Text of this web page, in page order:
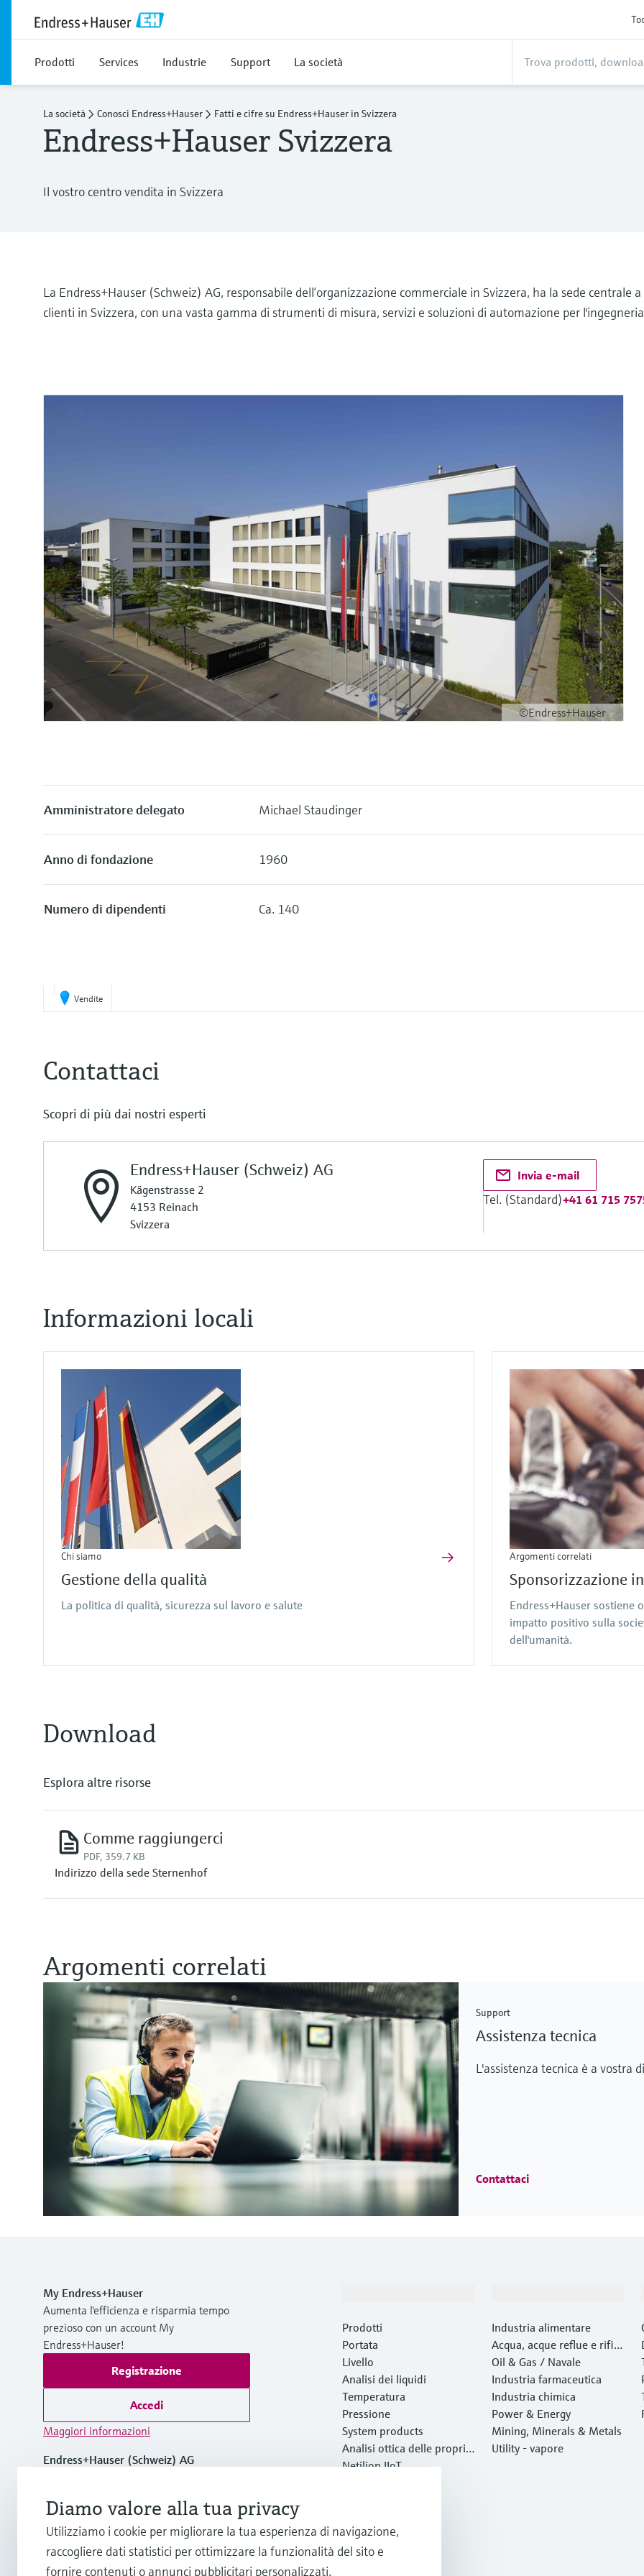
Prodotti Services Industrie Support La società
La società Conosci Endress+Hauser Fatti e cifre su Endress+Hauser in Svizzera
Endress+Hauser Svizzera
Il vostro centro vendita in Svizzera
La Endress+Hauser (Schweiz) AG, responsabile dell’organizzazione commerciale in Svizzera, ha la sede centrale
clienti in Svizzera, con una vasta gamma di strumenti di misura, servizi e soluzioni di automazione per
©Endress+Hauser
Amministratore delegato Michael Staudinger
Anno di fondazione 1960
Numero di dipendenti Ca. 140
Vendite
Contattaci
Scopri di più dai nostri esperti
Endress+Hauser (Schweiz) AG
Kägenstrasse 2
4153 Reinach
Svizzera
Invia e-mail
Tel. (Standard)+41 61 715
Informazioni locali
Chi siamo
Gestione della qualità
La politica di qualità, sicurezza sul lavoro e salute
Argomenti correlati
Sponsorizzazione
Endress+Hauser sostiene
impatto positivo sulla
dell'umanità.
Download
Esplora altre risorse
Comme raggiungerci
PDF, 359.7 KB
Indirizzo della sede Sternenhof
Argomenti correlati
Support
Assistenza tecnica
L'assistenza tecnica è a vostra
Contattaci
My Endress+Hauser
Aumenta l'efficienza e risparmia tempo
prezioso con un account My
Endress+Hauser!
Registrazione
Accedi
Maggiori informazioni
Endress+Hauser (Schweiz) AG
+41 61 715 7575
info.ch@endress.com
Prodotti
Portata
Livello
Analisi dei liquidi
Temperatura
Pressione
System products
Analisi ottica delle proprie
tà chimiche
Netilion IIoT
Services
Industria alimentare
Acqua, acque reflue e rifiut
iOil & Gas / Navale
Industria farmaceutica
Industria chimica
Power & Energy
Mining, Minerals & Metals
Utility - vapore
Diamo valore alla tua privacy
Utilizziamo i cookie per migliorare la tua esperienza di navigazione,
raccogliere dati statistici per ottimizzare la funzionalità del sito e
fornire contenuti o annunci pubblicitari personalizzati.